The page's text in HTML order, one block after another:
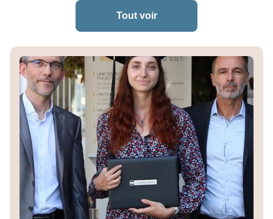
Tout voir